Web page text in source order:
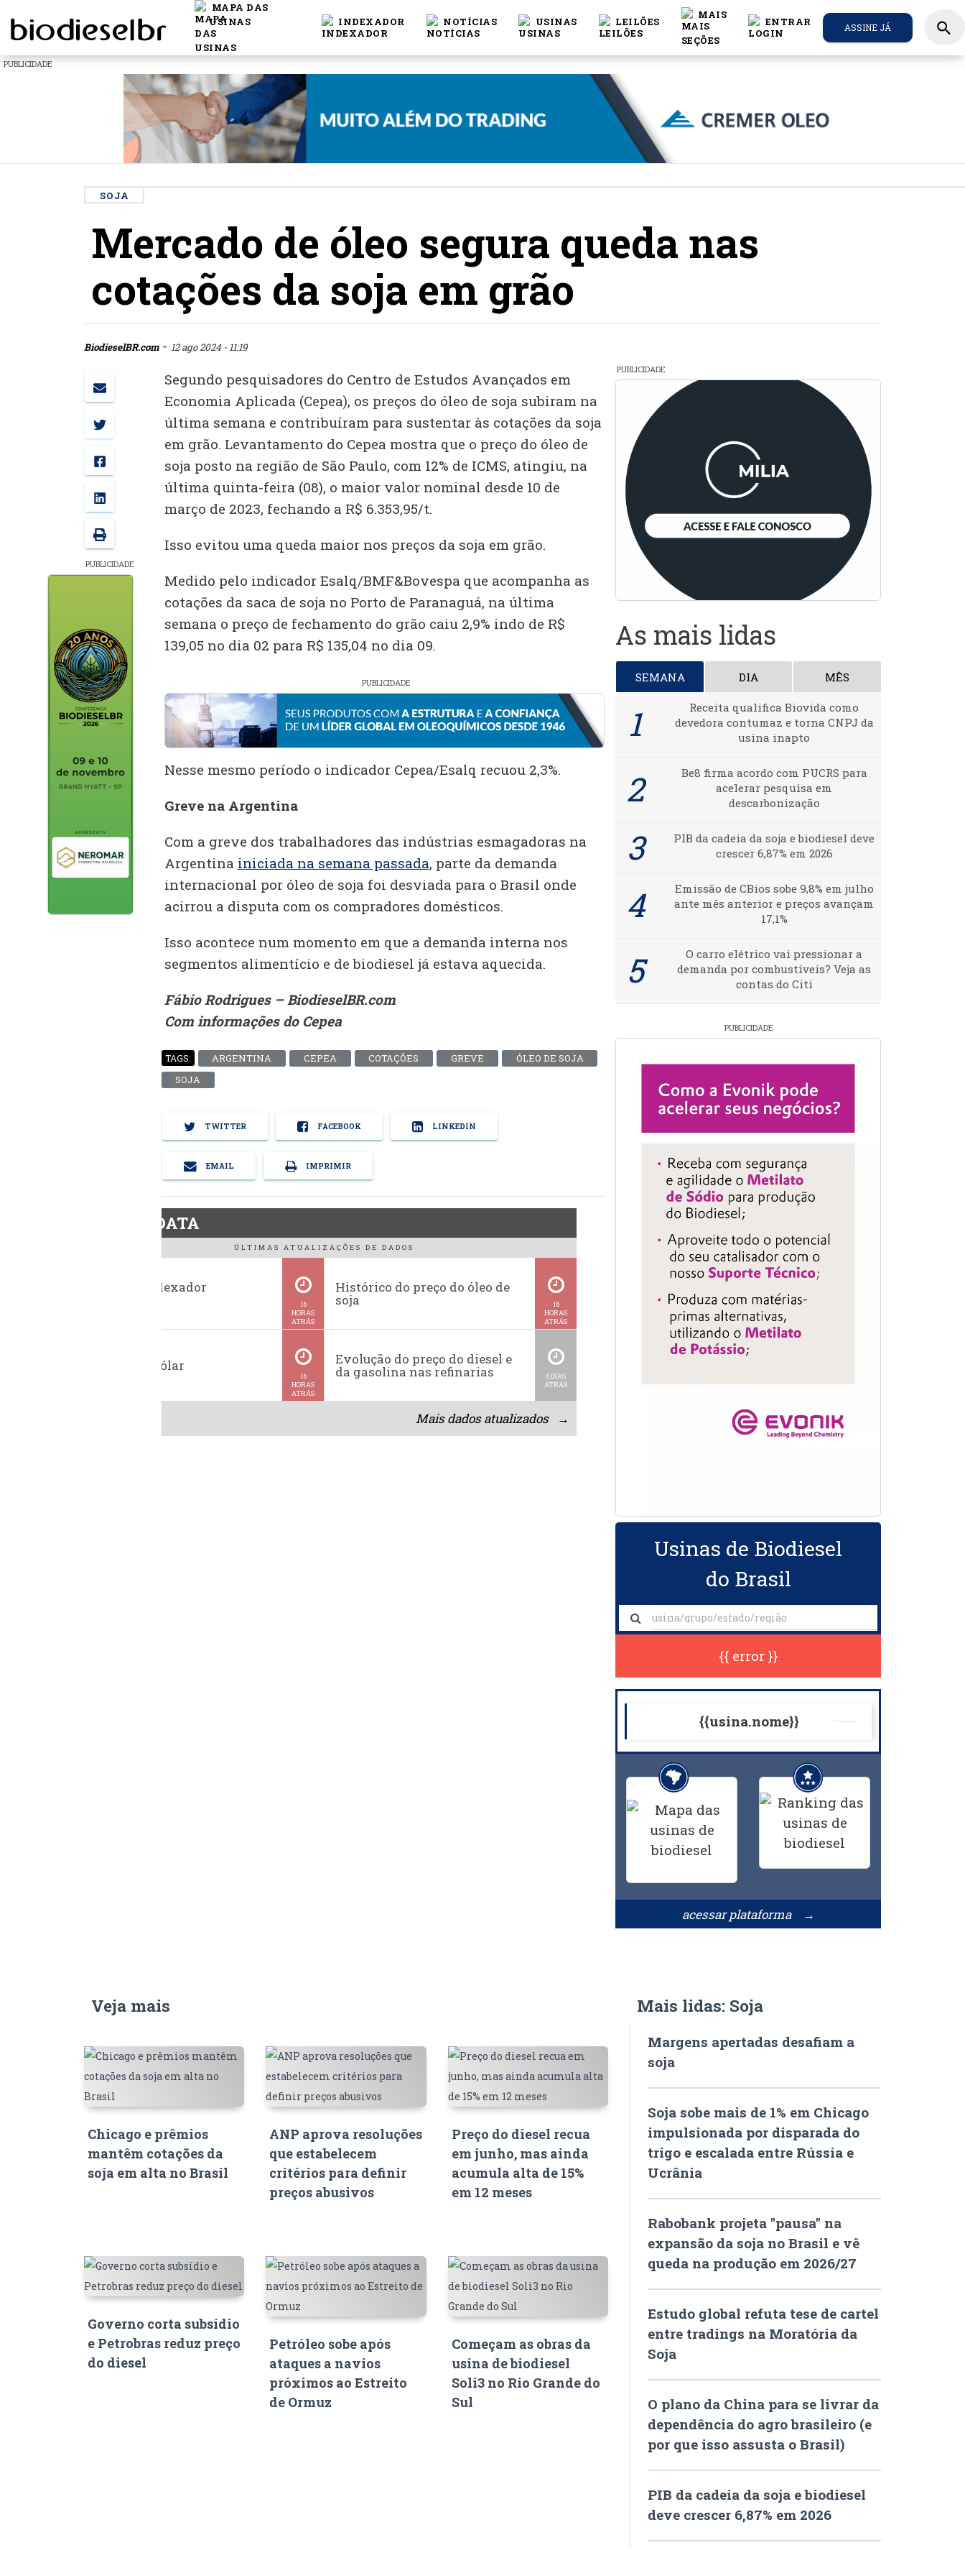
MAPA DAS
USINAS
INDEXADOR NOTÍCIAS USINAS LEILÕES
MAIS
ENTRAR ASSINE JÁ search
PUBLICIDADE
SOJA
Mercado de óleo segura queda nas
cotações da soja em grão
BiodieselBR.com- 12 ago 2024 - 11:19
PUBLICIDADE
Segundo pesquisadores do Centro de Estudos Avançados em
Economia Aplicada (Cepea), os preços do óleo de soja subiram na
última semana e contribuíram para sustentar às cotações da soja
em grão. Levantamento do Cepea mostra que o preço do óleo de
soja posto na região de São Paulo, com 12% de ICMS, atingiu, na
última quinta-feira (08), o maior valor nominal desde 10 de
março de 2023, fechando a R$ 6.353,95/t.
Isso evitou uma queda maior nos preços da soja em grão.
Medido pelo indicador Esalq/BMF&Bovespa que acompanha as
cotações da saca de soja no Porto de Paranaguá, na última
semana o preço de fechamento do grão caiu 2,9% indo de R$
139,05 no dia 02 para R$ 135,04 no dia 09.
PUBLICIDADE
Nesse mesmo período o indicador Cepea/Esalq recuou 2,3%.
Greve na Argentina
Com a greve dos trabalhadores das indústrias esmagadoras na
Argentina iniciada na semana passada, parte da demanda
internacional por óleo de soja foi desviada para o Brasil onde
acirrou a disputa com os compradores domésticos.
Isso acontece num momento em que a demanda interna nos
segmentos alimentício e de biodiesel já estava aquecida.
Fábio Rodrigues – BiodieselBR.com
Com informações do Cepea
TAGS: ARGENTINA CEPEA COTAÇÕES GREVE
ÓLEO DE SOJA
SOJA
TWITTER FACEBOOK LINKEDIN
EMAIL IMPRIMIR
BiodieselDATA
ÚLTIMAS ATUALIZAÇÕES DE DADOS
Histórico indexador
16
HORAS
ATRÁS
Histórico do preço do óleo de
soja
16
HORAS
ATRÁS
Cotação do dólar
16
HORAS
ATRÁS
Evolução do preço do diesel e
da gasolina nas refinarias
6 DIAS
ATRÁS
Mais dados atualizados →
PUBLICIDADE
As mais lidas
SEMANA DIA MÊS
Receita qualifica Biovida como
devedora contumaz e torna CNPJ da
usina inapto
Be8 firma acordo com PUCRS para
acelerar pesquisa em
descarbonização
PIB da cadeia da soja e biodiesel deve
crescer 6,87% em 2026
Emissão de CBios sobe 9,8% em julho
ante mês anterior e preços avançam
17,1%
O carro elétrico vai pressionar a
demanda por combustíveis? Veja as
contas do Citi
PUBLICIDADE
Usinas de Biodiesel
do Brasil
{{ error }}
{{usina.nome}}
acessar plataforma →
Veja mais
Chicago e prêmios
mantêm cotações da
soja em alta no Brasil
ANP aprova resoluções
que estabelecem
critérios para definir
preços abusivos
Preço do diesel recua
em junho, mas ainda
acumula alta de 15%
em 12 meses
Governo corta subsídio
e Petrobras reduz preço
do diesel
Petróleo sobe após
ataques a navios
próximos ao Estreito
de Ormuz
Começam as obras da
usina de biodiesel
Soli3 no Rio Grande do
Sul
Mais lidas: Soja
Margens apertadas desafiam a
soja
Soja sobe mais de 1% em Chicago
impulsionada por disparada do
trigo e escalada entre Rússia e
Ucrânia
Rabobank projeta "pausa" na
expansão da soja no Brasil e vê
queda na produção em 2026/27
Estudo global refuta tese de cartel
entre tradings na Moratória da
Soja
O plano da China para se livrar da
dependência do agro brasileiro (e
por que isso assusta o Brasil)
PIB da cadeia da soja e biodiesel
deve crescer 6,87% em 2026